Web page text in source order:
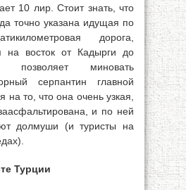
10 лир. Стоит знать, что
точно указана идущая по
дорога,
на восток от Кадырги до
позволяет миновать
серпантин главной
на то, что она очень узкая,
и по ней
долмуши (и туристы на
Турции